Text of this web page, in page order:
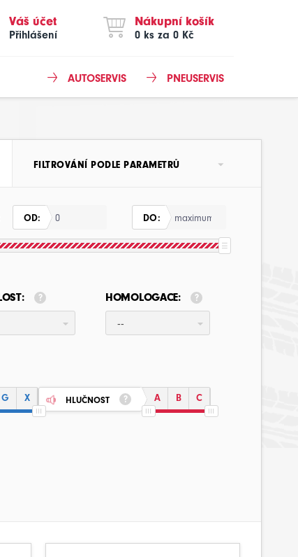
Váš účet
Přihlášení
Nákupní košík
0 ks za 0 Kč
PNEUSERVIS
AUTOSERVIS
FILTROVÁNÍ PODLE PARAMETRŮ
OD: DO:
HOMOLOGACE:
--
G X HLUČNOST A B C